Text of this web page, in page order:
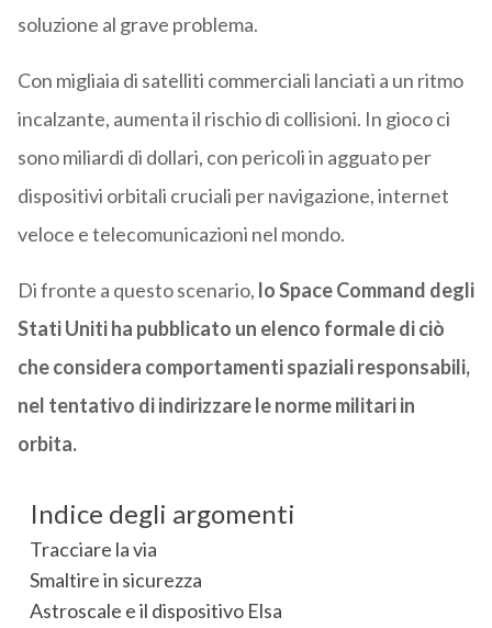
soluzione al grave problema.
Con migliaia di satelliti commerciali lanciati a un ritmo
incalzante, aumenta il rischio di collisioni. In gioco ci
sono miliardi di dollari, con pericoli in agguato per
dispositivi orbitali cruciali per navigazione, internet
veloce e telecomunicazioni nel mondo.
Di fronte a questo scenario, lo Space Command degli
Stati Uniti ha pubblicato un elenco formale di ciò
che considera comportamenti spaziali responsabili,
nel tentativo di indirizzare le norme militari in
orbita.
Indice degli argomenti
Tracciare la via
Smaltire in sicurezza
Astroscale e il dispositivo Elsa